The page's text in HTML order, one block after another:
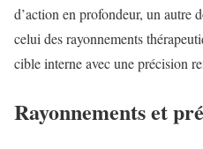
d’action en profondeur, un autre
celui des rayonnements
cible interne avec une précision
Rayonnements et